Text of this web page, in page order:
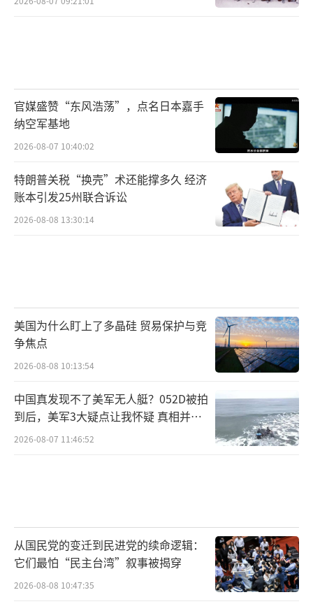
官媒盛赞“东风浩荡”，点名日本嘉手
纳空军基地
2026-08-07 10:40:02
特朗普关税“换壳”术还能撑多久 经济
账本引发25州联合诉讼
2026-08-08 13:30:14
美国为什么盯上了多晶硅 贸易保护与竞
争焦点
2026-08-08 10:13:54
中国真发现不了美军无人艇？052D被拍
到后，美军3大疑点让我怀疑 真相并非
如此
2026-08-07 11:46:52
从国民党的变迁到民进党的续命逻辑：
它们最怕“民主台湾”叙事被揭穿
2026-08-08 10:47:35